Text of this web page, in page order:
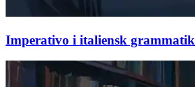
Imperativo i italiensk grammatik